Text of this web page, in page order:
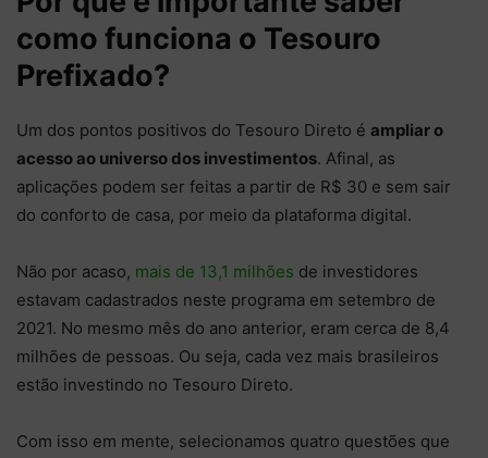
como funciona o Tesouro
Prefixado?
Um dos pontos positivos do Tesouro Direto é ampliar o
acesso ao universo dos investimentos. Afinal, as
aplicações podem ser feitas a partir de R$ 30 e sem sair
do conforto de casa, por meio da plataforma digital.
Não por acaso, mais de 13,1 milhões de investidores
estavam cadastrados neste programa em setembro de
2021. No mesmo mês do ano anterior, eram cerca de 8,4
milhões de pessoas. Ou seja, cada vez mais brasileiros
estão investindo no Tesouro Direto.
Com isso em mente, selecionamos quatro questões que